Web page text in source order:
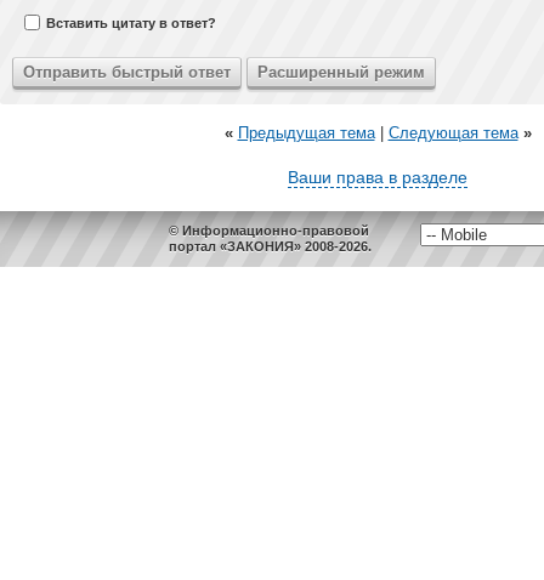
Вставить цитату в ответ?
« Предыдущая тема| Следующая тема »
Ваши права в разделе
© Информационно-правовой
портал «ЗАКОНИЯ» 2008-2026.